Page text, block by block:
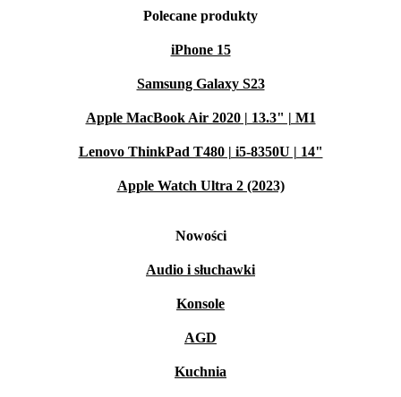
Polecane produkty
iPhone 15
Samsung Galaxy S23
Apple MacBook Air 2020 | 13.3" | M1
Lenovo ThinkPad T480 | i5-8350U | 14"
Apple Watch Ultra 2 (2023)
Nowości
Audio i słuchawki
Konsole
AGD
Kuchnia